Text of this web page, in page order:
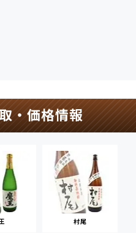
・価格情報
村尾